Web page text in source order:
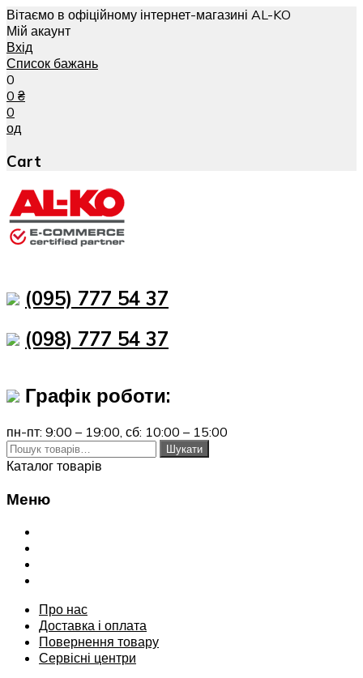
Вітаємо в офіційному інтернет-магазині AL-KO
Мій акаунт
Вхід
Список бажань
0
0 ₴
0
од
Cart
(095) 777 54 37
(098) 777 54 37
Графік роботи:
пн-пт: 9:00 – 19:00, сб: 10:00 – 15:00
Шукати:
Шукати
Каталог товарів
Меню
Переглянути
Про нас
Доставка і оплата
Повернення товару
Сервісні центри